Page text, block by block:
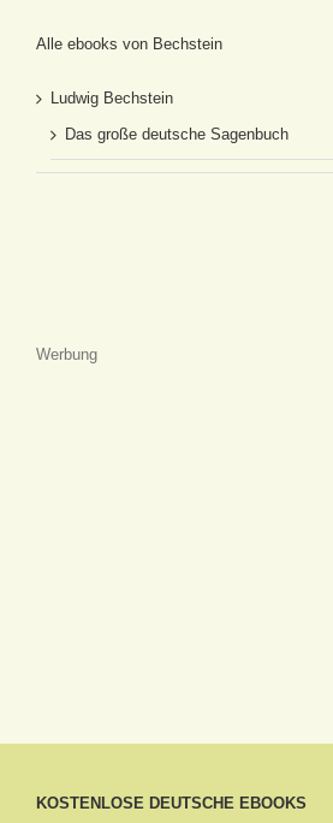
Alle ebooks von Bechstein
Ludwig Bechstein
Das große deutsche Sagenbuch
Werbung
KOSTENLOSE DEUTSCHE EBOOKS